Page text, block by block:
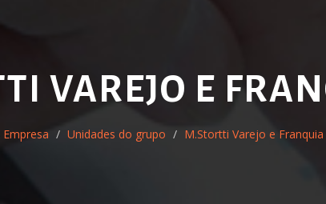
VAREJO E
Empresa Unidades do grupo M.Stortti Varejo e Franquia